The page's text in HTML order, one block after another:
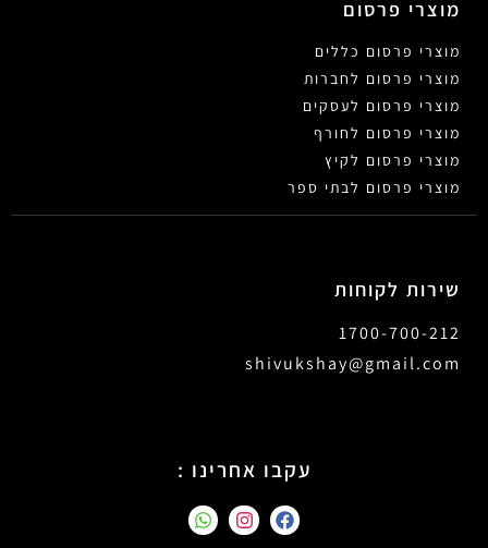
מוצרי פרסום
מוצרי פרסום כללים
מוצרי פרסום לחברות
מוצרי פרסום לעסקים
מוצרי פרסום לחורף
מוצרי פרסום לקיץ
מוצרי פרסום לבתי ספר
שירות לקוחות
1700-700-212
shivukshay@gmail.com
עקבו אחרינו :